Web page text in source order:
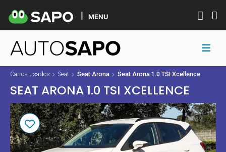
MENU
Carros usados Seat Seat Arona Seat Arona 1.0 TSI Xcellence
SEAT ARONA 1.0 TSI XCELLENCE